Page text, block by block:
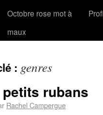
Octobre rose mot à
maux
: genres
petits rubans
Rachel Campergue